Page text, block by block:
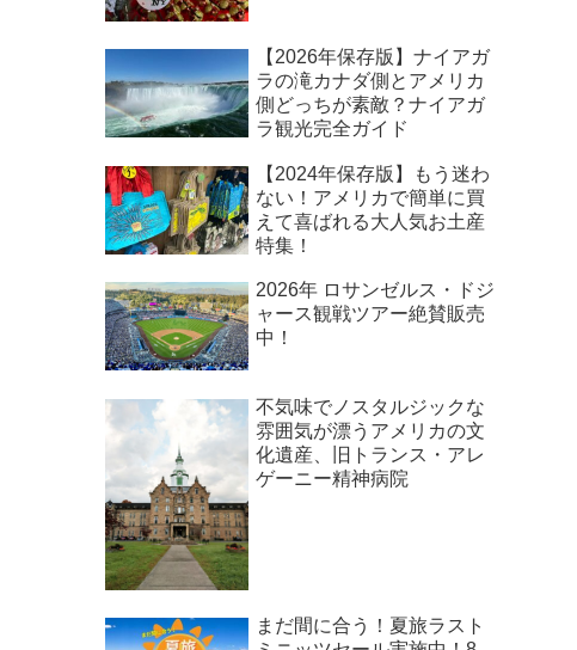
【2026年保存版】ナイアガ
ラの滝カナダ側とアメリカ
側どっちが素敵？ナイアガ
ラ観光完全ガイド
【2024年保存版】もう迷わ
ない！アメリカで簡単に買
えて喜ばれる大人気お土産
特集！
2026年 ロサンゼルス・ドジ
ャース観戦ツアー絶賛販売
中！
不気味でノスタルジックな
雰囲気が漂うアメリカの文
化遺産、旧トランス・アレ
ゲーニー精神病院
まだ間に合う！夏旅ラスト